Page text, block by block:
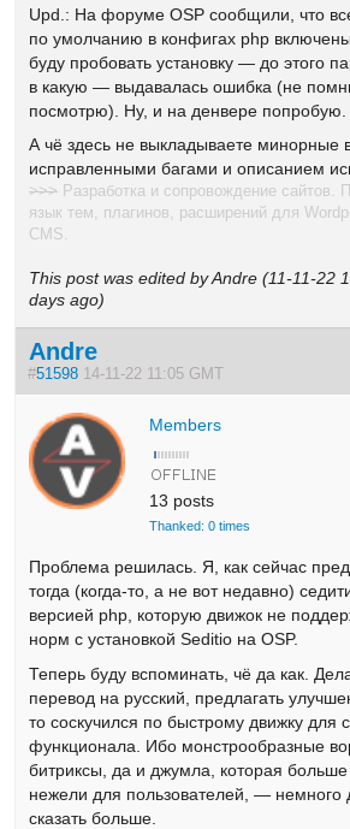
Upd.: На форуме OSP сообщили, что
по умолчанию в конфигах php
буду пробовать установку — до этого
в какую — выдавалась ошибка (не
посмотрю). Ну, и на денвере попробую.
А чё здесь не выкладываете минорные
исправленными багами и описанием
>>> Разработка и сопровождение сайтов.
язык тем, плагинов, расширений для
CMS.
This post was edited by Andre (11-11-22
days ago)
Andre
#51598 14-11-22 11:05 GMT
Members
13 posts
Thanked: 0 times
Проблема решилась. Я, как сейчас
тогда (когда-то, а не вот недавно)
версией php, которую движок не
норм с установкой Seditio на OSP.
Теперь буду вспоминать, чё да как.
перевод на русский, предлагать
то соскучился по быстрому движку для
функционала. Ибо монстрообразные
битриксы, да и джумла, которая больше
нежели для пользователей, — немного
сказать больше.